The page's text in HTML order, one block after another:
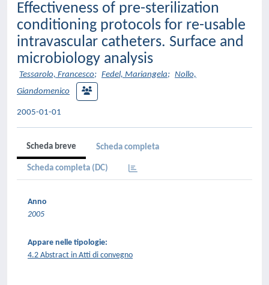
Effectiveness of pre-sterilization
conditioning protocols for re-usable
intravascular catheters. Surface and
microbiology analysis
Tessarolo, Francesco; Fedel, Mariangela; Nollo,
Giandomenico
2005-01-01
Scheda breve Scheda completa
Scheda completa (DC)
Anno
2005
Appare nelle tipologie:
4.2 Abstract in Atti di convegno